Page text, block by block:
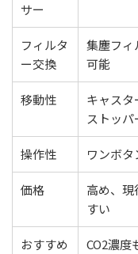
サー
フィルタ
ー交換
集塵フィ
可能
移動性
キャスタ
ストッパ
操作性 ワンボ
価格
高め、現
すい
おすすめ
CO2濃度